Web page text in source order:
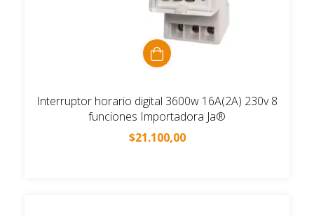
Interruptor horario digital 3600w 16A(2A) 230v 8
funciones Importadora Ja®
$21.100,00